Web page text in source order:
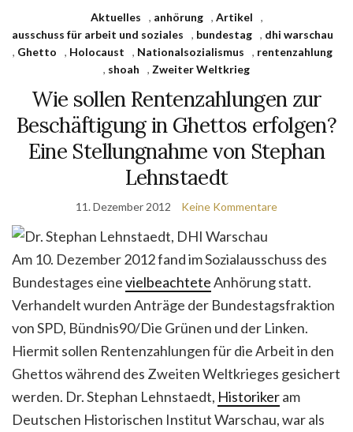
Aktuelles , anhörung , Artikel
,
ausschuss für arbeit und soziales
, bundestag , dhi warschau
, Ghetto , Holocaust , Nationalsozialismus , rentenzahlung
, shoah , Zweiter Weltkrieg
Wie sollen Rentenzahlungen zur
Beschäftigung in Ghettos erfolgen?
Eine Stellungnahme von Stephan
Lehnstaedt
11. Dezember 2012 Keine Kommentare
Am 10. Dezember 2012 fand im Sozialausschuss des
Bundestages einevielbeachteteAnhörung statt.
Verhandelt wurden Anträge der Bundestagsfraktion
von SPD, Bündnis90/Die Grünen und der Linken.
Hiermit sollen Rentenzahlungen für die Arbeit in den
Ghettos während des Zweiten Weltkrieges gesichert
werden. Dr. Stephan Lehnstaedt, Historikeram
Deutschen Historischen Institut Warschau, war als